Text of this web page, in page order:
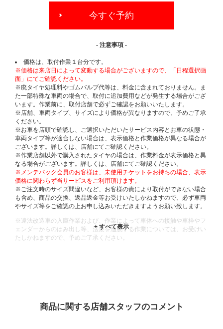
今すぐ予約
- 注意事項 -
価格は、取付作業１台分です。
※価格は来店日によって変動する場合がございますので、「日程選択画
面」にてご確認ください。
※廃タイヤ処理料やゴムバルブ代等は、料金に含まれておりません。ま
た一部特殊な車両の場合で、取付に追加費用などが発生する場合がござ
います。作業前に、取付店舗で必ずご確認をお願いいたします。
※店舗、車両タイプ、サイズにより価格が異なりますので、予めご了承
ください。
※お車を店頭で確認し、ご選択いただいたサービス内容とお車の状態・
車両タイプ等が適合しない場合は、表示価格と作業価格が異なる場合が
ございます。詳しくは、店舗にてご確認ください。
※作業店舗以外で購入されたタイヤの場合は、作業料金が表示価格と異
なる場合がございます。詳しくは、店舗にてご確認ください。
※メンテパック会員のお客様は、未使用チケットをお持ちの場合、表示
価格に関わらず当サービスをご利用頂けます。
※ご注文時のサイズ間違いなど、お客様の責により取付ができない場合
も含め、商品の交換、返品返金等お受けいたしかねますので、必ず車両
やサイズ等をご確認の上お申し込みいただきますようお願い致します。
※違法改造車の入庫作業および、作業によって車体への接触や車枠やフ
ェンダーからのはみ出し等、法規を逸脱する作業については、お受けい
たしかねますので、予めご了承ください。
商品に関する店舗スタッフのコメント